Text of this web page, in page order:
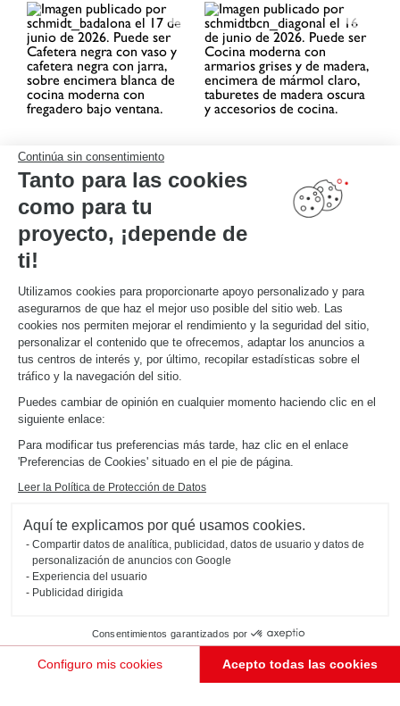
Continúa sin consentimiento
Tanto para las cookies
como para tu
proyecto, ¡depende de
ti!
Utilizamos cookies para proporcionarte apoyo personalizado y para
asegurarnos de que haz el mejor uso posible del sitio web. Las
cookies nos permiten mejorar el rendimiento y la seguridad del sitio,
personalizar el contenido que te ofrecemos, adaptar los anuncios a
tus centros de interés y, por último, recopilar estadísticas sobre el
tráfico y la navegación del sitio.
Puedes cambiar de opinión en cualquier momento haciendo clic en el
siguiente enlace:
Para modificar tus preferencias más tarde, haz clic en el enlace
'Preferencias de Cookies' situado en el pie de página.
Leer la Política de Protección de Datos
Aquí te explicamos por qué usamos cookies.
Compartir datos de analítica, publicidad, datos de usuario y datos de
personalización de anuncios con Google
Experiencia del usuario
Publicidad dirigida
Consentimientos garantizados por
Configuro mis cookies Acepto todas las cookies